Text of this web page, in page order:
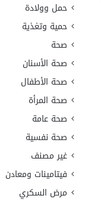
حمل وولادة
حمية وتغذية
صحة
صحة الأسنان
صحة الأطفال
صحة المرأة
صحة عامة
صحة نفسية
غير مصنف
فيتامينات ومعادن
مرض السكري